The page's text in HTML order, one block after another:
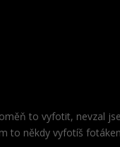
to vyfotit, nevzal
to někdy vyfotíš